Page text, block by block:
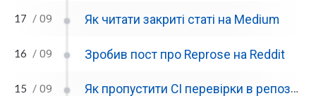
17 / 09 Як читати закриті статі на Medium
16 / 09 Зробив пост про Reprose на Reddit
15 / 09 Як пропустити CI перевірки в репозиторії Github?